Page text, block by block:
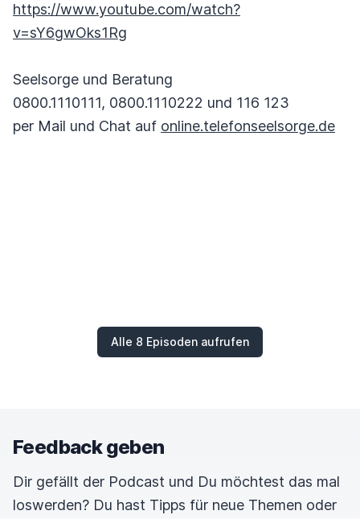
https://www.youtube.com/watch?
v=sY6gwOks1Rg
Seelsorge und Beratung
0800.1110111, 0800.1110222 und 116 123
per Mail und Chat auf online.telefonseelsorge.de
Alle 8 Episoden aufrufen
Feedback geben
Dir gefällt der Podcast und Du möchtest das mal
loswerden? Du hast Tipps für neue Themen oder